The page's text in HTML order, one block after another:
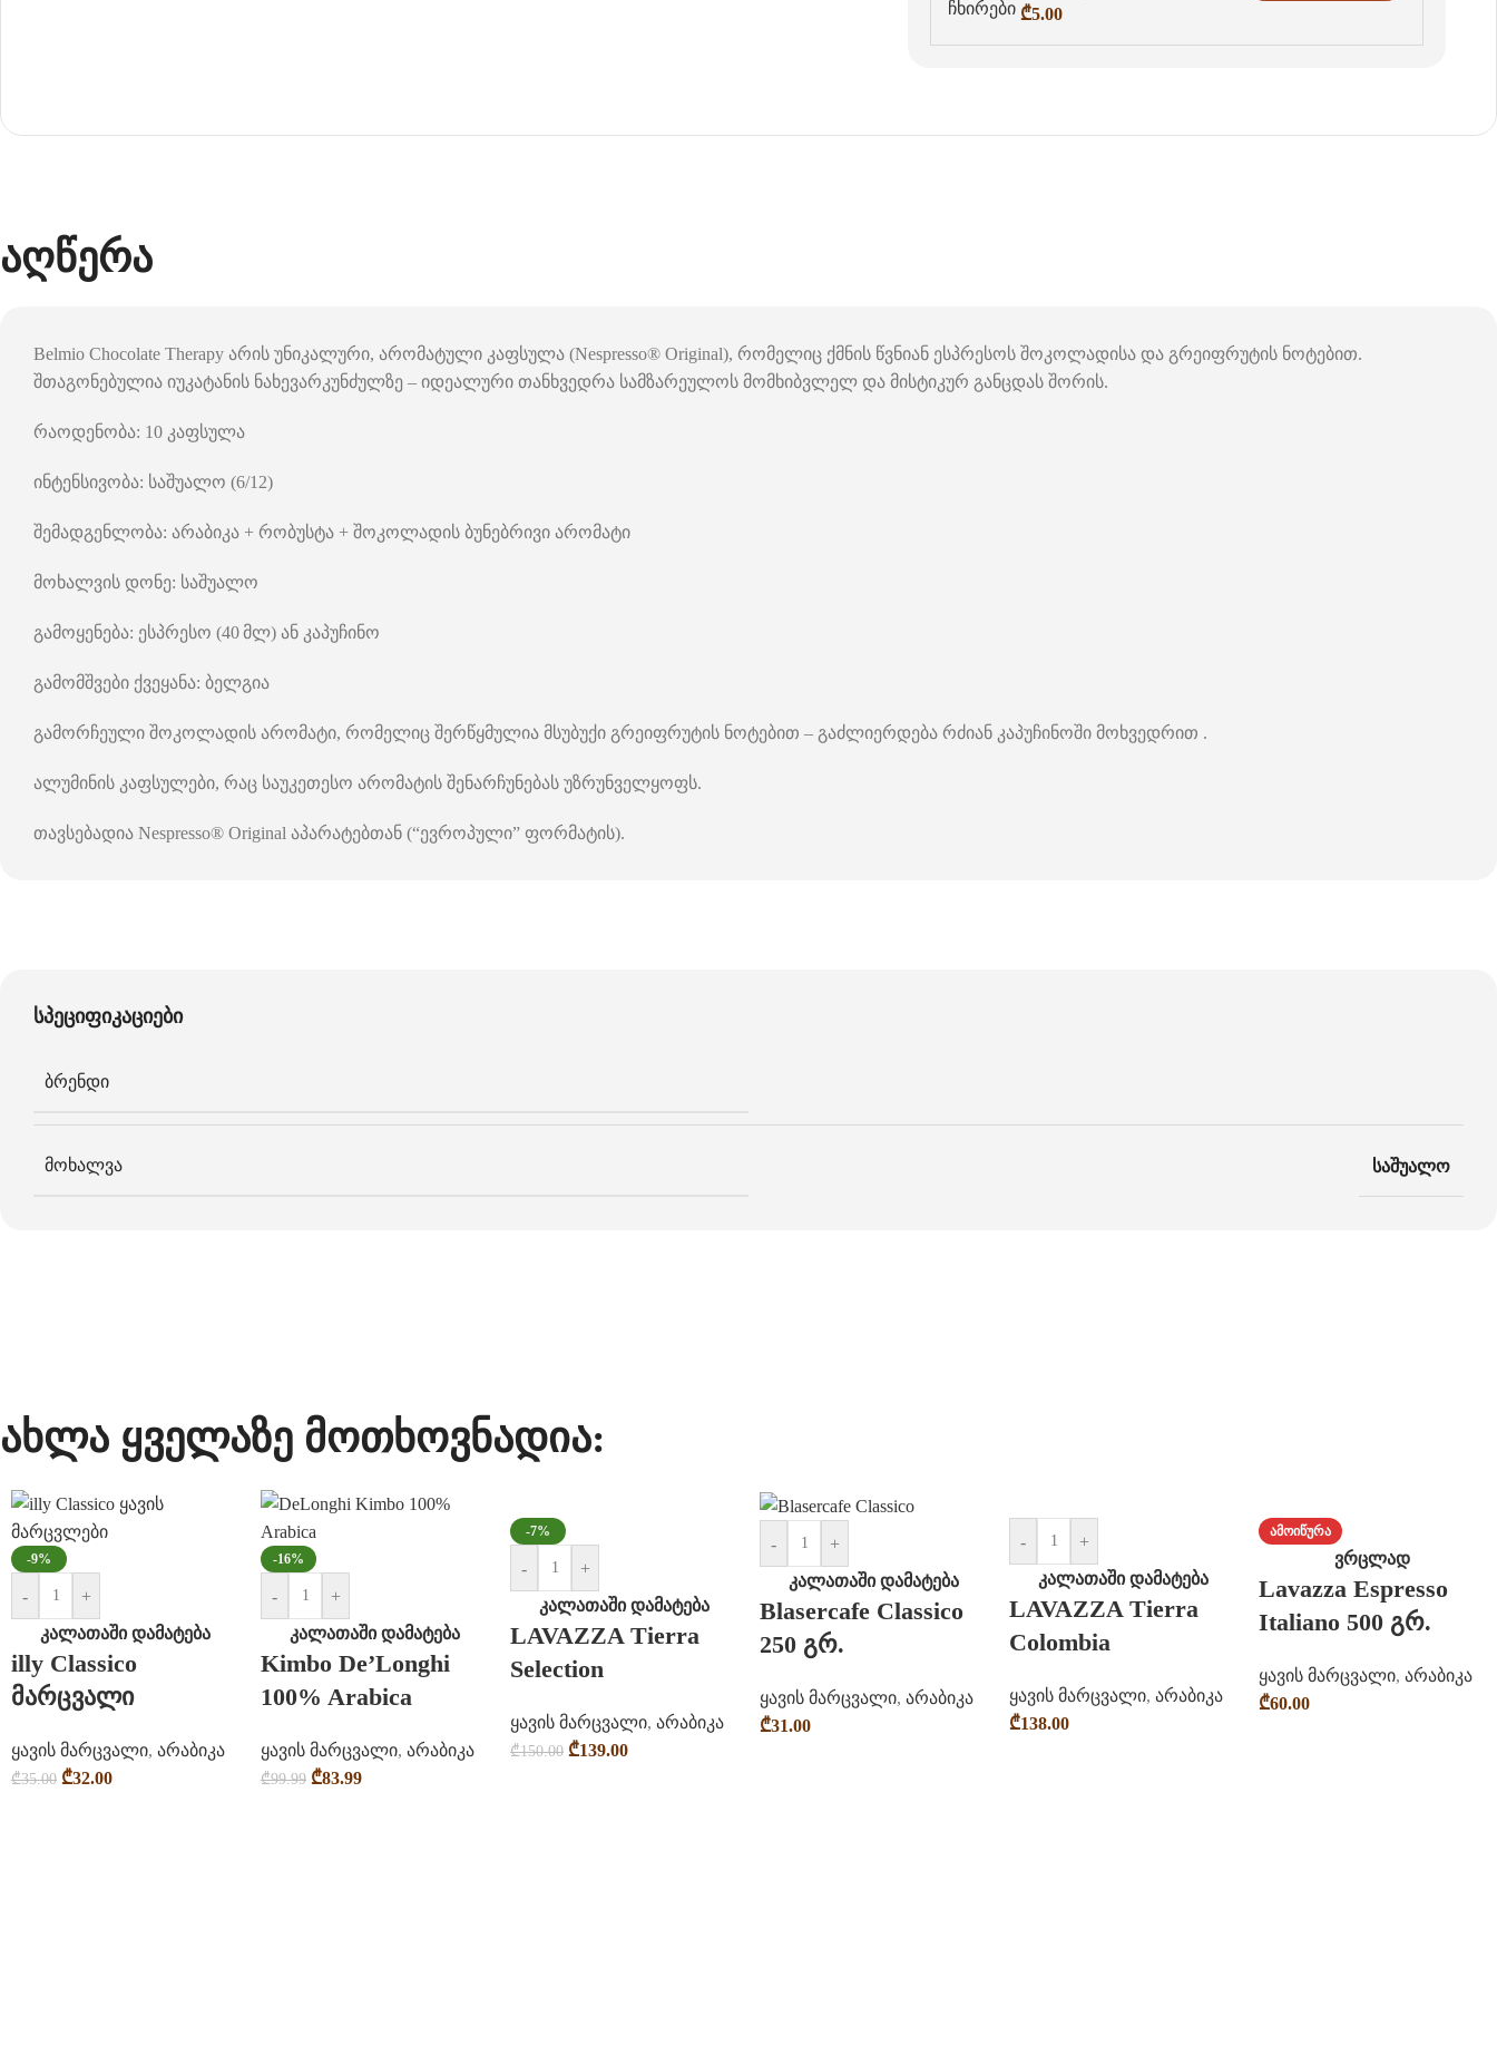
₾5.00
აღწერა
Belmio Chocolate Therapy არის უნიკალური, არომატული კაფსულა (Nespresso® Original), რომელიც ქმნის წვნიან ესპრესოს შოკოლადისა და გრეიფრუტის ნოტებით.
შთაგონებულია იუკატანის ნახევარკუნძულზე – იდეალური თანხვედრა სამზარეულოს მომხიბვლელ და მისტიკურ განცდას შორის.
რაოდენობა: 10 კაფსულა
ინტენსივობა: საშუალო (6/12)
შემადგენლობა: არაბიკა + რობუსტა + შოკოლადის ბუნებრივი არომატი
მოხალვის დონე: საშუალო
გამოყენება: ესპრესო (40 მლ) ან კაპუჩინო
გამომშვები ქვეყანა: ბელგია
გამორჩეული შოკოლადის არომატი, რომელიც შერწყმულია მსუბუქი გრეიფრუტის ნოტებით – გაძლიერდება რძიან კაპუჩინოში მოხვედრით .
ალუმინის კაფსულები, რაც საუკეთესო არომატის შენარჩუნებას უზრუნველყოფს.
თავსებადია Nespresso® Original აპარატებთან (“ევროპული” ფორმატის).
სპეციფიკაციები
ბრენდი
მოხალვა საშუალო
ახლა ყველაზე მოთხოვნადია:
-9%
-
+
კალათაში დამატება
illy Classico
მარცვალი
ყავის მარცვალი, არაბიკა
₾35.00 ₾32.00
-16%
-
+
კალათაში დამატება
Kimbo De’Longhi
100% Arabica
ყავის მარცვალი, არაბიკა
₾99.99 ₾83.99
-7%
-
+
კალათაში დამატება
LAVAZZA Tierra
Selection
ყავის მარცვალი, არაბიკა
₾150.00 ₾139.00
-
+
კალათაში დამატება
Blasercafe Classico
250 გრ.
ყავის მარცვალი, არაბიკა
₾31.00
-
+
კალათაში დამატება
LAVAZZA Tierra
Colombia
ყავის მარცვალი, არაბიკა
₾138.00
ᲐᲛᲝᲘᲬᲣᲠᲐ
ვრცლად
Lavazza Espresso
Italiano 500 გრ.
ყავის მარცვალი, არაბიკა
₾60.00